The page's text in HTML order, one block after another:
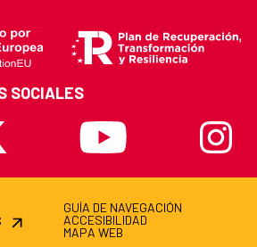
SOCIALES
Youtube
GUÍA DE NAVEGACIÓN
ACCESIBILIDAD
MAPA WEB